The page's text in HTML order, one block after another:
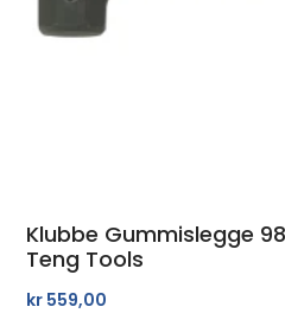
Klubbe Gummislegge
Teng Tools
kr 559,00